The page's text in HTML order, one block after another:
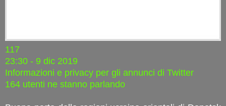
117
23:30 - 9 dic 2019
Informazioni e privacy per gli annunci di Twitter
164 utenti ne stanno parlando